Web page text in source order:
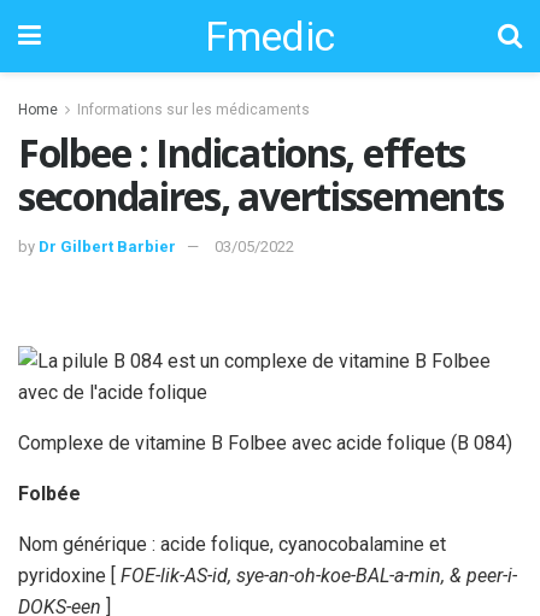
Fmedic
Home Informations sur les médicaments
Folbee : Indications, effets
secondaires, avertissements
by Dr Gilbert Barbier 03/05/2022
Complexe de vitamine B Folbee avec acide folique (B 084)
Folbée
Nom générique : acide folique, cyanocobalamine et
pyridoxine [ FOE-lik-AS-id, sye-an-oh-koe-BAL-a-min, & peer-i-
DOKS-een ]